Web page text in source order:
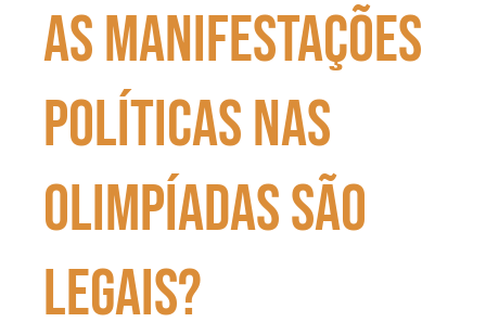
As manifestações
políticas nas
Olimpíadas são
legais?